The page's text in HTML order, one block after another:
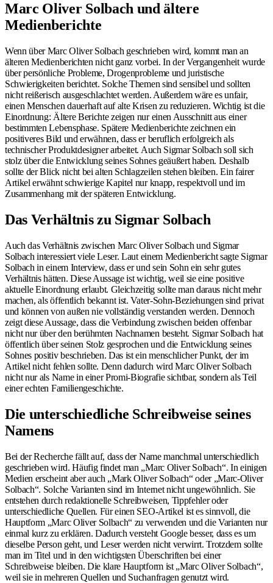
Marc Oliver Solbach und ältere
Medienberichte
Wenn über Marc Oliver Solbach geschrieben wird, kommt man an
älteren Medienberichten nicht ganz vorbei. In der Vergangenheit wurde
über persönliche Probleme, Drogenprobleme und juristische
Schwierigkeiten berichtet. Solche Themen sind sensibel und sollten
nicht reißerisch ausgeschlachtet werden. Außerdem wäre es unfair,
einen Menschen dauerhaft auf alte Krisen zu reduzieren. Wichtig ist die
Einordnung: Ältere Berichte zeigen nur einen Ausschnitt aus einer
bestimmten Lebensphase. Spätere Medienberichte zeichnen ein
positiveres Bild und erwähnen, dass er beruflich erfolgreich als
technischer Produktdesigner arbeitet. Auch Sigmar Solbach soll sich
stolz über die Entwicklung seines Sohnes geäußert haben. Deshalb
sollte der Blick nicht bei alten Schlagzeilen stehen bleiben. Ein fairer
Artikel erwähnt schwierige Kapitel nur knapp, respektvoll und im
Zusammenhang mit der späteren Entwicklung.
Das Verhältnis zu Sigmar Solbach
Auch das Verhältnis zwischen Marc Oliver Solbach und Sigmar
Solbach interessiert viele Leser. Laut einem Medienbericht sagte Sigmar
Solbach in einem Interview, dass er und sein Sohn ein sehr gutes
Verhältnis hätten. Diese Aussage ist wichtig, weil sie eine positive
aktuelle Einordnung erlaubt. Gleichzeitig sollte man daraus nicht mehr
machen, als öffentlich bekannt ist. Vater-Sohn-Beziehungen sind privat
und können von außen nie vollständig verstanden werden. Dennoch
zeigt diese Aussage, dass die Verbindung zwischen beiden offenbar
nicht nur über den berühmten Nachnamen besteht. Sigmar Solbach hat
öffentlich über seinen Stolz gesprochen und die Entwicklung seines
Sohnes positiv beschrieben. Das ist ein menschlicher Punkt, der im
Artikel nicht fehlen sollte. Denn dadurch wird Marc Oliver Solbach
nicht nur als Name in einer Promi-Biografie sichtbar, sondern als Teil
einer echten Familiengeschichte.
Die unterschiedliche Schreibweise seines
Namens
Bei der Recherche fällt auf, dass der Name manchmal unterschiedlich
geschrieben wird. Häufig findet man „Marc Oliver Solbach“. In einigen
Medien erscheint aber auch „Mark Oliver Solbach“ oder „Marc-Oliver
Solbach“. Solche Varianten sind im Internet nicht ungewöhnlich. Sie
entstehen durch redaktionelle Schreibweisen, Tippfehler oder
unterschiedliche Quellen. Für einen SEO-Artikel ist es sinnvoll, die
Hauptform „Marc Oliver Solbach“ zu verwenden und die Varianten nur
einmal kurz zu erklären. Dadurch versteht Google besser, dass es um
dieselbe Person geht, und Leser werden nicht verwirrt. Trotzdem sollte
man im Titel und in den wichtigsten Überschriften bei einer
Schreibweise bleiben. Die klare Hauptform ist „Marc Oliver Solbach“,
weil sie in mehreren Quellen und Suchanfragen genutzt wird.